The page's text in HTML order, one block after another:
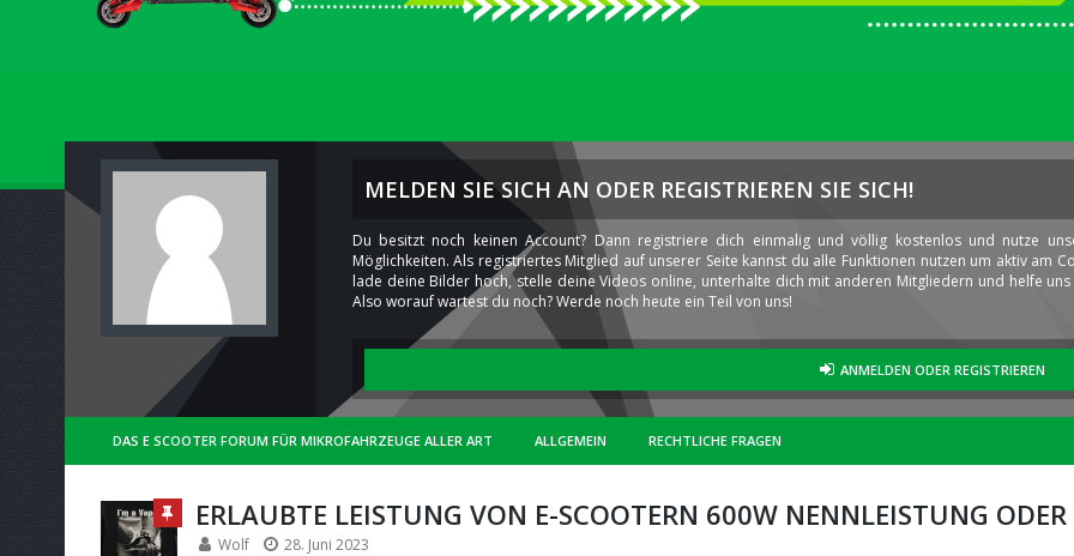
MELDEN SIE SICH AN ODER REGISTRIEREN SIE SICH!
Du besitzt noch keinen Account? Dann registriere dich einmalig und völlig kostenlos und nutze
Möglichkeiten. Als registriertes Mitglied auf unserer Seite kannst du alle Funktionen nutzen um aktiv am
lade deine Bilder hoch, stelle deine Videos online, unterhalte dich mit anderen Mitgliedern und helfe
Also worauf wartest du noch? Werde noch heute ein Teil von uns!
ANMELDEN ODER REGISTRIEREN
DAS E SCOOTER FORUM FÜR MIKROFAHRZEUGE ALLER ART ALLGEMEIN RECHTLICHE FRAGEN
ERLAUBTE LEISTUNG VON E-SCOOTERN 600W NENNLEISTUNG
Wolf 28. Juni 2023